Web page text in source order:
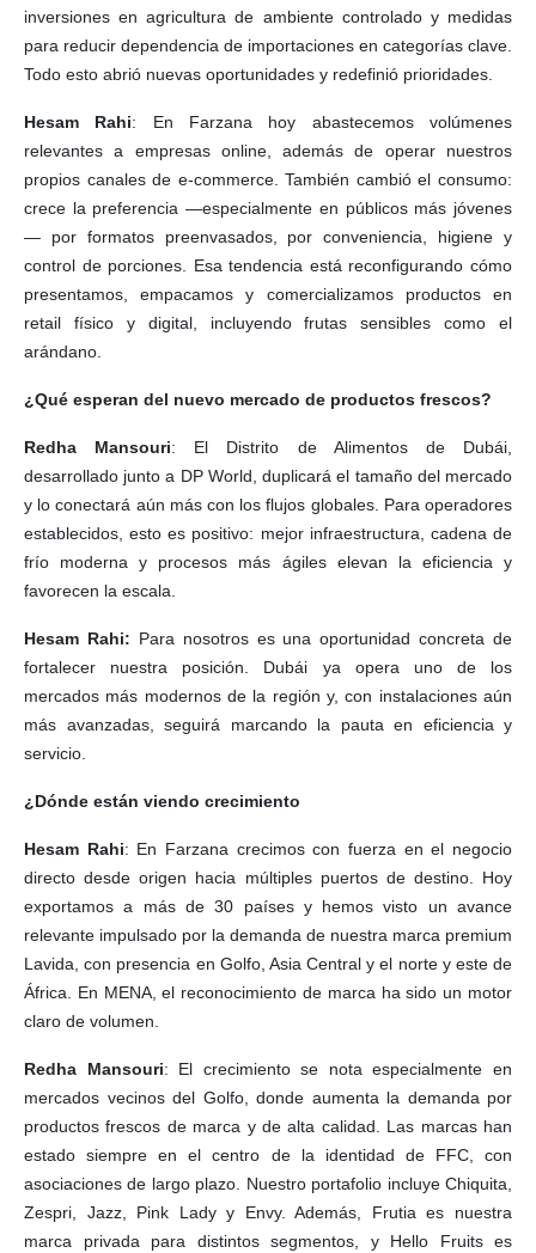
inversiones en agricultura de ambiente controlado y medidas
para reducir dependencia de importaciones en categorías clave.
Todo esto abrió nuevas oportunidades y redefinió prioridades.
Hesam Rahi: En Farzana hoy abastecemos volúmenes
relevantes a empresas online, además de operar nuestros
propios canales de e-commerce. También cambió el consumo:
crece la preferencia —especialmente en públicos más jóvenes
— por formatos preenvasados, por conveniencia, higiene y
control de porciones. Esa tendencia está reconfigurando cómo
presentamos, empacamos y comercializamos productos en
retail físico y digital, incluyendo frutas sensibles como el
arándano.
¿Qué esperan del nuevo mercado de productos frescos?
Redha Mansouri: El Distrito de Alimentos de Dubái,
desarrollado junto a DP World, duplicará el tamaño del mercado
y lo conectará aún más con los flujos globales. Para operadores
establecidos, esto es positivo: mejor infraestructura, cadena de
frío moderna y procesos más ágiles elevan la eficiencia y
favorecen la escala.
Hesam Rahi: Para nosotros es una oportunidad concreta de
fortalecer nuestra posición. Dubái ya opera uno de los
mercados más modernos de la región y, con instalaciones aún
más avanzadas, seguirá marcando la pauta en eficiencia y
servicio.
¿Dónde están viendo crecimiento
Hesam Rahi: En Farzana crecimos con fuerza en el negocio
directo desde origen hacia múltiples puertos de destino. Hoy
exportamos a más de 30 países y hemos visto un avance
relevante impulsado por la demanda de nuestra marca premium
Lavida, con presencia en Golfo, Asia Central y el norte y este de
África. En MENA, el reconocimiento de marca ha sido un motor
claro de volumen.
Redha Mansouri: El crecimiento se nota especialmente en
mercados vecinos del Golfo, donde aumenta la demanda por
productos frescos de marca y de alta calidad. Las marcas han
estado siempre en el centro de la identidad de FFC, con
asociaciones de largo plazo. Nuestro portafolio incluye Chiquita,
Zespri, Jazz, Pink Lady y Envy. Además, Frutia es nuestra
marca privada para distintos segmentos, y Hello Fruits es